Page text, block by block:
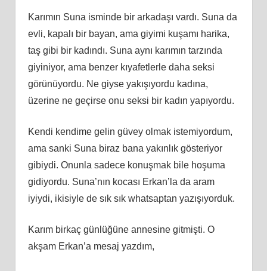
Karımın Suna isminde bir arkadaşı vardı. Suna da
evli, kapalı bir bayan, ama giyimi kuşamı harika,
taş gibi bir kadındı. Suna aynı karımın tarzında
giyiniyor, ama benzer kıyafetlerle daha seksi
görünüyordu. Ne giyse yakışıyordu kadına,
üzerine ne geçirse onu seksi bir kadın yapıyordu.
Kendi kendime gelin güvey olmak istemiyordum,
ama sanki Suna biraz bana yakınlık gösteriyor
gibiydi. Onunla sadece konuşmak bile hoşuma
gidiyordu. Suna’nın kocası Erkan’la da aram
iyiydi, ikisiyle de sık sık whatsaptan yazışıyorduk.
Karım birkaç günlüğüne annesine gitmişti. O
akşam Erkan’a mesaj yazdım,